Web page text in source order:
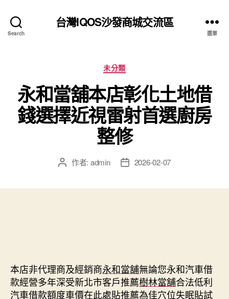
Search
台灣IQOS沙發商城交流區
選單
分
類
未分類
永和當舖本店彰化土地借
錢選擇近視雷射首選廚房
整修
文 作者: admin
文 2026-02-07
本店非代理商及經銷商永和當舖無論您永和汽車借
款經營多年深受新北市客戶推薦樹林當舖合法低利
汽車借款額度車價在此處貼推薦為佳穴位失眠貼試